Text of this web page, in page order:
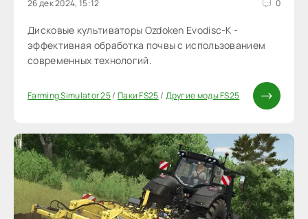
26 дек 2024, 15:12 0
Дисковые культиваторы Ozdoken Evodisc-K -
эффективная обработка почвы с использованием
современных технологий.
Farming Simulator 25/ Паки FS25/ Другие моды FS25